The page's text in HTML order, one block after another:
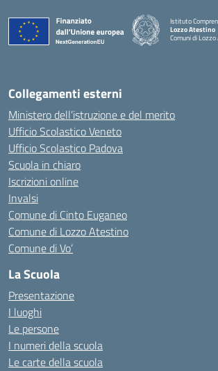
Istituto
Lozzo Atestino
Comuni di
— Visita la
Collegamenti esterni
Ministero dell’istruzione e del merito
Ufficio Scolastico Veneto
Ufficio Scolastico Padova
Scuola in chiaro
Iscrizioni online
Invalsi
Comune di Cinto Euganeo
Comune di Lozzo Atestino
Comune di Vo’
La Scuola
Presentazione
I luoghi
Le persone
I numeri della scuola
Le carte della scuola